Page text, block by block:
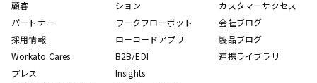
顧客
パートナー
採用情報
Workato Cares
プレス
ション
ワークフローボット
ローコードアプリ
B2B/EDI
Insights
カスタマーサクセス
会社ブログ
製品ブログ
連携ライブラリ